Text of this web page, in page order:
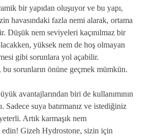
bir yapıdan oluşuyor ve bu yapı,
havasındaki fazla nemi alarak, ortama
Düşük nem seviyeleri kaçınılmaz bir
yüksek nem de hoş olmayan
gibi sorunlara yol açabilir.
sorunların önüne geçmek mümkün.
avantajlarından biri de kullanımının
Sadece suya batırmanız ve istediğiniz
Artık karmaşık nem
Gizeh Hydrostone, sizin için